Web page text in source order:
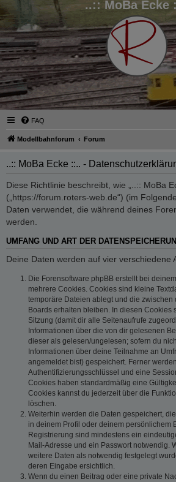
..:: MoBa Ecke
FAQ
Modellbahnforum Forum
..:: MoBa Ecke ::.. -
Diese Richtlinie beschreibt, wie „..:: MoBa
(„https://forum.roters-web.de“) (im
Daten verwendet, die während deines
werden.
UMFANG UND ART DER
Deine Daten werden auf vier verschiedene
Die Forensoftware phpBB erstellt bei
mehrere Cookies. Cookies sind kleine
temporäre Dateien ablegt und die zwischen
Boards erhalten bleiben. In diesen Cookies
Sitzung (damit dir alle Seitenaufrufe
Informationen über die von dir gelesenen
dieser als gelesen/ungelesen; sofern du
Informationen über deine Teilnahme an
angemeldet bist) gespeichert. Ferner
Authentifizierungsschlüssel und eine
Cookies haben standardmäßig eine
Cookies kannst du jederzeit über die
löschen.
Weiterhin werden die Daten gespeichert,
in deinem Profil oder deinem persönlichem
Registrierung sind mindestens ein
Mail-Adresse und ein Passwort notwendig.
weitere Daten als notwendig festgelegt
deren Eingabe ersichtlich.
Wenn du einen Beitrag oder eine private